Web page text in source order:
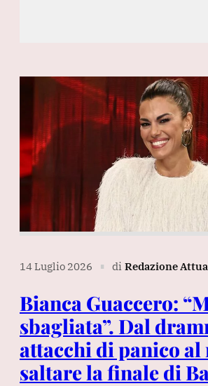
14 Luglio 2026 ∎ di Redazione
Bianca Guaccero:
sbagliata”. Dal
attacchi di panico
saltare la finale di